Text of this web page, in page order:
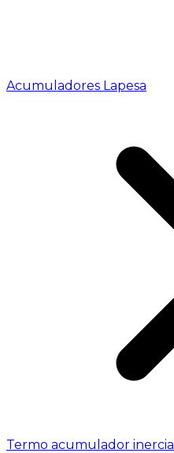
Acumuladores Lapesa
Termo acumulador inercial